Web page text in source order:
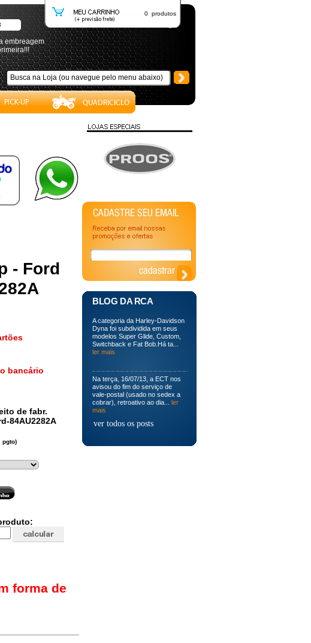
0 produtos
embreagem
- Ford
bancário
de fabr.
84AU2282A
forma de
BLOG DA RCA
A categoria da Harley-Davidson
Dyna foi subdividida em seus
modelos Super Glide, Custom,
Switchback e Fat Bob.Há ta...
ler mais
Na terça, 16/07/13, a ECT nos
avisou do fim do serviço de
vale-postal (usado no sedex a
cobrar), retroativo ao dia... ler
mais
ver todos os posts